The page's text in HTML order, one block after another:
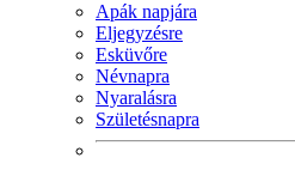
Apák napjára
Eljegyzésre
Esküvőre
Névnapra
Nyaralásra
Születésnapra